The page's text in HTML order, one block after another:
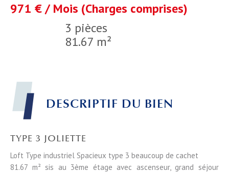
3 pièces
81.67 m²
971 € / Mois (Charges comprises)
DESCRIPTIF DU BIEN
TYPE 3 JOLIETTE
Loft Type industriel Spacieux type 3 beaucoup de cachet
81.67 m² sis au 3ème étage avec ascenseur, grand séjour